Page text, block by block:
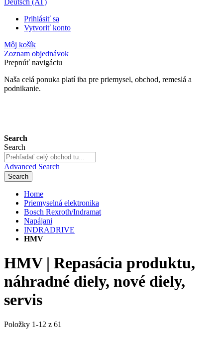
Deutsch (AT)
Prihlásiť sa
Vytvoriť konto
Môj košík
Zoznam objednávok
Prepnúť navigáciu
Naša celá ponuka platí iba pre priemysel, obchod, remeslá a
podnikanie.
Search
Search
Advanced Search
Search
Home
Priemyselná elektronika
Bosch Rexroth/Indramat
Napájani
INDRADRIVE
HMV
HMV | Repasácia produktu,
náhradné diely, nové diely,
servis
Položky 1-12 z 61